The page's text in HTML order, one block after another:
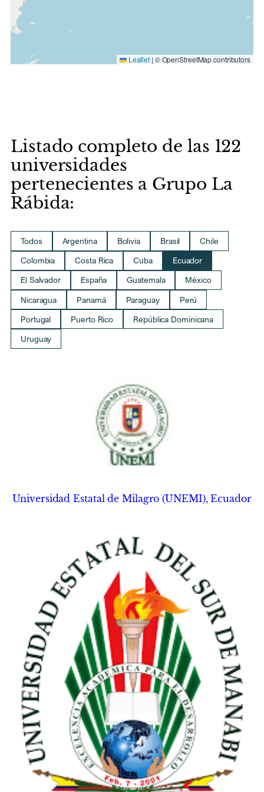
Leaflet | © OpenStreetMap contributors
Listado completo de las 122
universidades
pertenecientes a Grupo La
Rábida:
Todos Argentina Bolivia Brasil
Chile
Colombia
Costa Rica Cuba
Ecuador
El Salvador
España Guatemala
México
Nicaragua
Panamá Paraguay
Perú
Portugal
Puerto Rico
República Dominicana
Uruguay
Universidad Estatal de Milagro (UNEMI), Ecuador